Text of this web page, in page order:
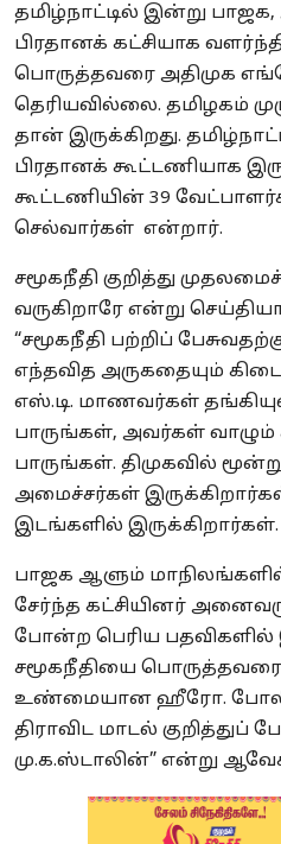
தமிழ்நாட்டில் இன்று பாஜக,
பிரதானக் கட்சியாக
பொருத்தவரை அதிமுக
தெரியவில்லை. தமிழகம்
தான் இருக்கிறது.
பிரதானக் கூட்டணியாக
கூட்டணியின் 39
செல்வார்கள் என்றார்.
சமூகநீதி குறித்து
வருகிறாரே என்று
“சமூகநீதி பற்றிப்
எந்தவித அருகதையும்
எஸ்.டி. மாணவர்கள்
பாருங்கள், அவர்கள்
பாருங்கள். திமுகவில்
அமைச்சர்கள்
இடங்களில் இருக்கிறார்கள்.
பாஜக ஆளும்
சேர்ந்த கட்சியினர்
போன்ற பெரிய பதவிகளில்
சமூகநீதியை
உண்மையான ஹீரோ. போலி
திராவிட மாடல் குறித்துப்
மு.க.ஸ்டாலின்” என்று